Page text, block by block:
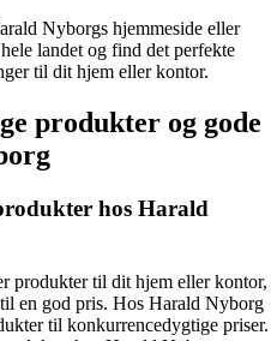
Nyborgs hjemmeside eller
landet og find det perfekte
til dit hjem eller kontor.
produkter og gode
hos Harald
produkter til dit hjem eller kontor,
en god pris. Hos Harald Nyborg
til konkurrencedygtige priser.